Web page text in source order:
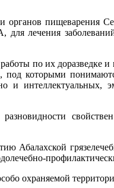
органов пищеварения
лечения
по их доразведке и
под которыми
и интеллектуальных,
Абалахской
охраняемой